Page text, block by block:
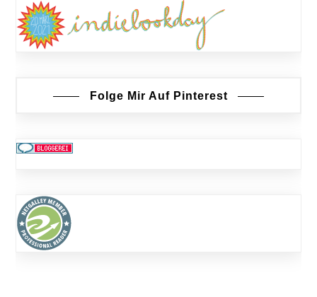
Folge Mir Auf Pinterest